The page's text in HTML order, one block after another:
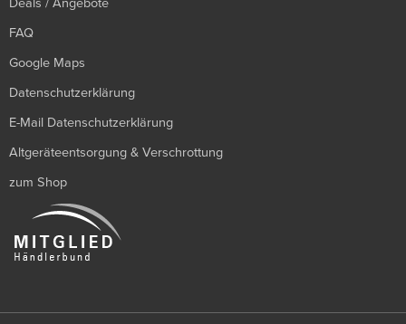
FAQ
Google Maps
Datenschutzerklärung
E-Mail Datenschutzerklärung
Altgeräteentsorgung & Verschrottung
zum Shop